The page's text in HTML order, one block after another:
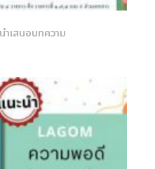
เสนอบทความ